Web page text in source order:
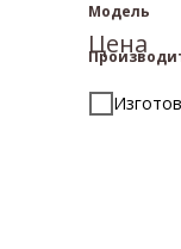
Модель
Цена